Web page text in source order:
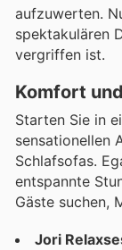
aufzuwerten.
spektakulären
vergriffen ist.
Komfort
Starten Sie in
sensationellen
Schlafsofas.
entspannte
Gäste suchen,
Jori